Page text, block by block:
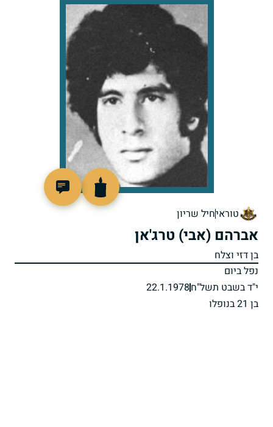
טוראיחיל שריון
אברהם (אבי) טרג'אן
בן דזי וצלח
נפל ביום
י"ד בשבט תשל"ח22.1.1978
בן 21 בנופלו